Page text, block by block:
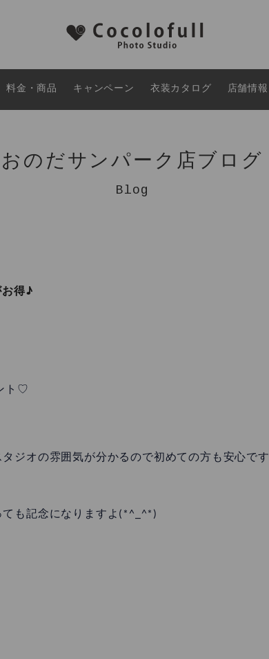
料金・商品 キャンペーン 衣装カタログ 店舗情報
おのだサンパーク店ブログ
Blog
お得♪
ト♡
ジオの雰囲気が分かるので初めての方も安心です
も記念になりますよ(*^_^*)